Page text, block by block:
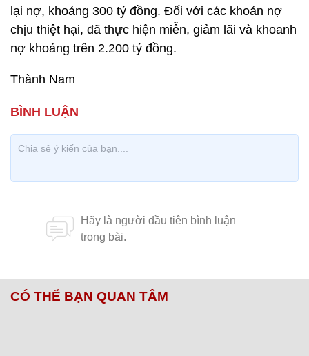
lại nợ, khoảng 300 tỷ đồng. Đối với các khoản nợ
chịu thiệt hại, đã thực hiện miễn, giảm lãi và khoanh
nợ khoảng trên 2.200 tỷ đồng.
Thành Nam
CÓ THỂ BẠN QUAN TÂM